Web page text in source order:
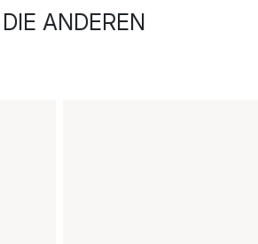
ANDEREN